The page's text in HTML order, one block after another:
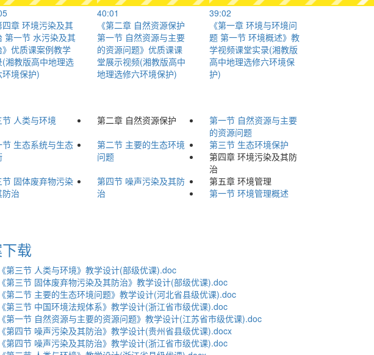
四章 环境污染及其
第一节 水污染及其
》优质课案例教学
(湘教版高中地理选
环境保护)
40:01
《第二章 自然资源保护
第一节 自然资源与主要
的资源问题》优质课课
堂展示视频(湘教版高中
地理选修六环境保护)
39:02
《第一章 环境与环境问
题 第一节 环境概述》教
学视频课堂实录(湘教版
高中地理选修六环境保
护)
节 人类与环境 第二章 自然资源保护
第一节 自然资源与主要
的资源问题
节 生态系统与生态
第二节 主要的生态环境
问题
第三节 生态环境保护
第四章 环境污染及其防
治
节 固体废弃物污染
防治
第四节 噪声污染及其防
治
第五章 环境管理
第一节 环境管理概述
载
《第三节 人类与环境》教学设计(部级优课).doc
《第三节 固体废弃物污染及其防治》教学设计(部级优课).doc
《第二节 主要的生态环境问题》教学设计(河北省县级优课).doc
《第三节 中国环境法规体系》教学设计(浙江省市级优课).doc
《第一节 自然资源与主要的资源问题》教学设计(江苏省市级优课).doc
《第四节 噪声污染及其防治》教学设计(贵州省县级优课).docx
《第四节 噪声污染及其防治》教学设计(浙江省市级优课).doc